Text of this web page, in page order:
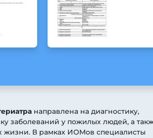
направлена на диагностику,
заболеваний у пожилых людей, а
жизни. В рамках ИОМов специалисты